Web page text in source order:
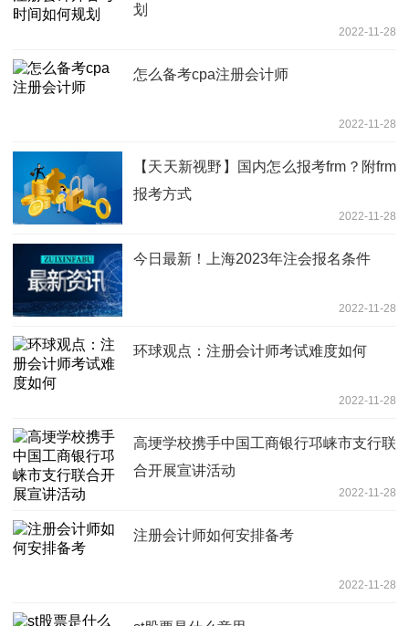
划
2022-11-28
怎么备考cpa注册会计师
2022-11-28
【天天新视野】国内怎么报考frm？附frm
报考方式
2022-11-28
今日最新！上海2023年注会报名条件
2022-11-28
环球观点：注册会计师考试难度如何
2022-11-28
高埂学校携手中国工商银行邛崃市支行联
合开展宣讲活动
2022-11-28
注册会计师如何安排备考
2022-11-28